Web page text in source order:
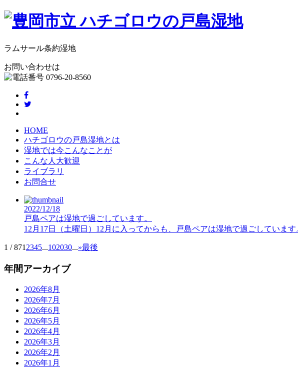
ラムサール条約湿地
お問い合わせは
HOME
ハチゴロウの戸島湿地とは
湿地では今こんなことが
こんな人大歓迎
ライブラリ
お問合せ
2022/12/18
戸島ペアは湿地で過ごしています。
12月17日（土曜日）12月に入ってからも、戸島ペアは湿地で過ごしていま
1 / 871 2345...102030...»最後
年間アーカイブ
2026年8月
2026年7月
2026年6月
2026年5月
2026年4月
2026年3月
2026年2月
2026年1月